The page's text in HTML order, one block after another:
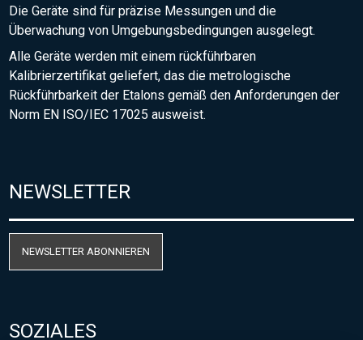
Die Geräte sind für präzise Messungen und die
Überwachung von Umgebungsbedingungen ausgelegt.
Alle Geräte werden mit einem rückführbaren
Kalibrierzertifikat geliefert, das die metrologische
Rückführbarkeit der Etalons gemäß den Anforderungen der
Norm EN ISO/IEC 17025 ausweist.
NEWSLETTER
NEWSLETTER ABONNIEREN
SOZIALES